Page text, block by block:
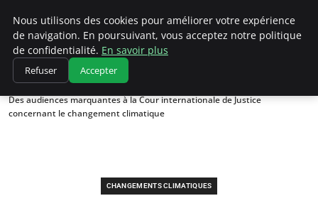
Climatedebtagents
Accueil
Changements climatiques
Des audiences marquantes à la Cour internationale de Justice
concernant le changement climatique
CHANGEMENTS CLIMATIQUES
Nous utilisons des cookies pour améliorer votre expérience
de navigation. En poursuivant, vous acceptez notre politique
de confidentialité. En savoir plus
Refuser Accepter